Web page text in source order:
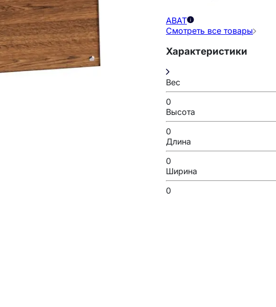
ABAT
Смотреть все товары
Характеристики
Вес
0
Высота
0
Длина
0
Ширина
0